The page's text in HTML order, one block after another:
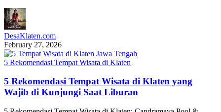
DesaKlaten.com
February 27, 2026
5 Rekomendasi Tempat Wisata di Klaten
5 Rekomendasi Tempat Wisata di Klaten yang
Wajib di Kunjungi Saat Liburan